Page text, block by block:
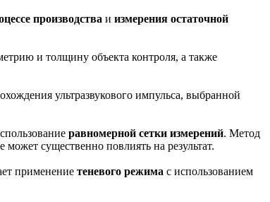
производства и измерения остаточной
и толщину объекта контроля, а также
ультразвукового импульса, выбранной
равномерной сетки измерений. Метод
существенно повлиять на результат.
применение теневого режима с использованием